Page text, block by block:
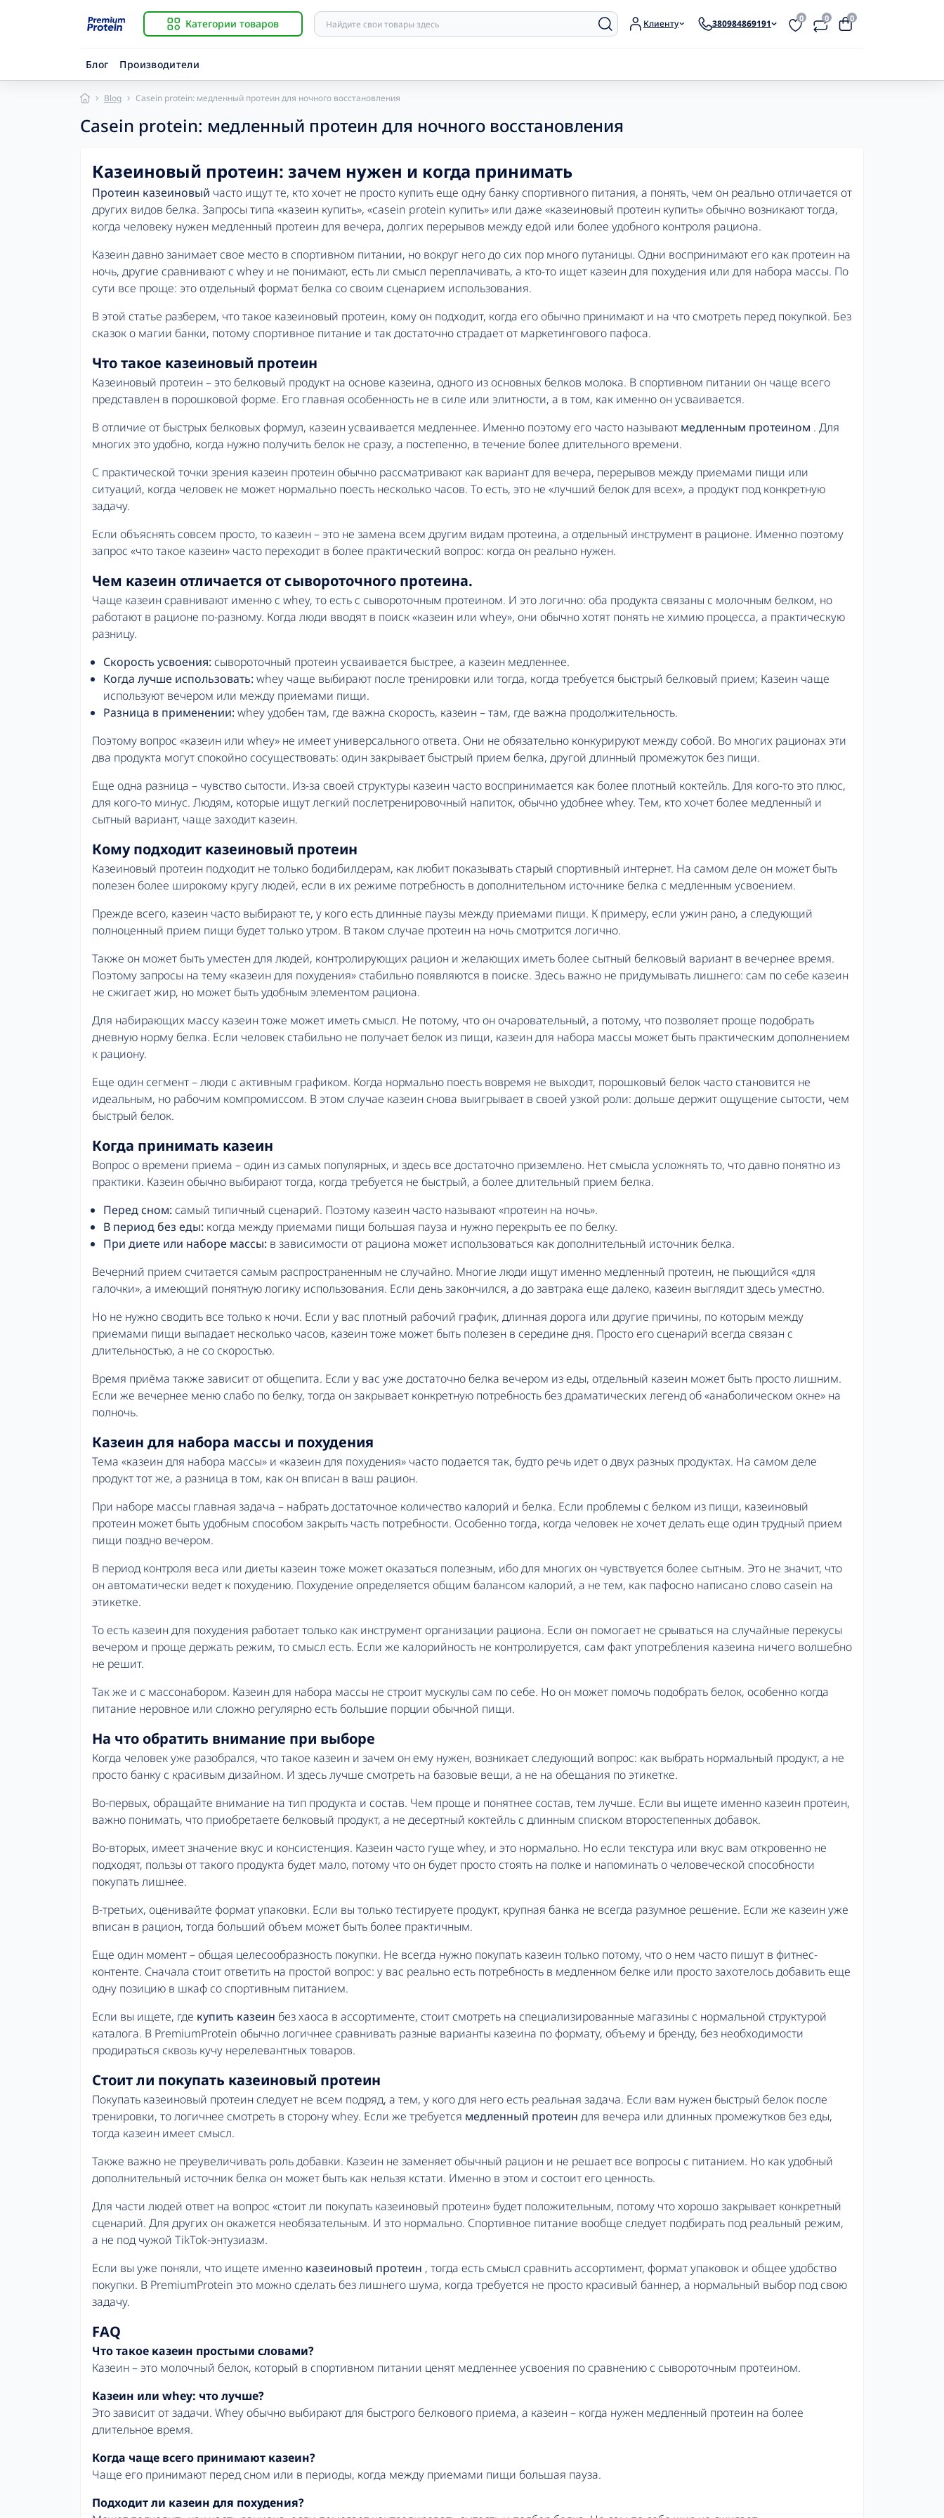
Категории товаров
Гидролизат протеина
Изолят протеина
Казеиновый протеин
Концентрат протеина
Растительный протеин
Сывороточный протеин
Низкобелковые гейнеры
Креалкалайн
Креатин малат
Креатин моногидрат
BCAA с витаминами и
минералами
BCAA+ Energy
BCAA+Glutamine
Чистые BCAA
NO-формулы (памп)
Бета-Аланин
Гуарано
Изотоники
Таурин
Цитрулин
DAA
Yohimbe
Масса
Трибулус
CLA
Л-Карнитин
Шоты
Глюкозамен/хондроиты/MSM
Коллаген для суставов
Арахисовая паста
Джем
Лакомство
Белковые батончики
Углеводородные батончики
B-complex
Витамин B-1
Витамин B-12
Витамин B-6
Витамин B-7 (Биотин)
Витамин B-9
Витамин D
Витамины для мужчин
Кальций
Комплекс минералов
Селен
Хром
Цинк
Гиалуроновая кислота
Коллаген
Комплексы для волос, кожи,
ногтей
Добавки для женского
здоровья
Добавки для мужского
Добавки для поддержания
Добавки для сна и
Ашваганда
Куркумин
Мако
Ежовик Гребенчатый
Емкости для таблеток/
порошка
Спортивные шейкеры
Клиенту 380984869191 0 0 0
Блог Производители
Blog Casein protein: медленный протеин для ночного восстановления
Casein protein: медленный протеин для ночного восстановления
Казеиновый протеин: зачем нужен и когда принимать
Протеин казеиновый часто ищут те, кто хочет не просто купить еще одну банку спортивного питания, а понять, чем он реально отличается от
других видов белка. Запросы типа «казеин купить», «casein protein купить» или даже «казеиновый протеин купить» обычно возникают тогда,
когда человеку нужен медленный протеин для вечера, долгих перерывов между едой или более удобного контроля рациона.
Казеин давно занимает свое место в спортивном питании, но вокруг него до сих пор много путаницы. Одни воспринимают его как протеин на
ночь, другие сравнивают с whey и не понимают, есть ли смысл переплачивать, а кто-то ищет казеин для похудения или для набора массы. По
сути все проще: это отдельный формат белка со своим сценарием использования.
В этой статье разберем, что такое казеиновый протеин, кому он подходит, когда его обычно принимают и на что смотреть перед покупкой. Без
сказок о магии банки, потому спортивное питание и так достаточно страдает от маркетингового пафоса.
Что такое казеиновый протеин
Казеиновый протеин – это белковый продукт на основе казеина, одного из основных белков молока. В спортивном питании он чаще всего
представлен в порошковой форме. Его главная особенность не в силе или элитности, а в том, как именно он усваивается.
В отличие от быстрых белковых формул, казеин усваивается медленнее. Именно поэтому его часто называют медленным протеином . Для
многих это удобно, когда нужно получить белок не сразу, а постепенно, в течение более длительного времени.
С практической точки зрения казеин протеин обычно рассматривают как вариант для вечера, перерывов между приемами пищи или
ситуаций, когда человек не может нормально поесть несколько часов. То есть, это не «лучший белок для всех», а продукт под конкретную
задачу.
Если объяснять совсем просто, то казеин – это не замена всем другим видам протеина, а отдельный инструмент в рационе. Именно поэтому
запрос «что такое казеин» часто переходит в более практический вопрос: когда он реально нужен.
Чем казеин отличается от сывороточного протеина.
Чаще казеин сравнивают именно с whey, то есть с сывороточным протеином. И это логично: оба продукта связаны с молочным белком, но
работают в рационе по-разному. Когда люди вводят в поиск «казеин или whey», они обычно хотят понять не химию процесса, а практическую
разницу.
Скорость усвоения: сывороточный протеин усваивается быстрее, а казеин медленнее.
Когда лучше использовать: whey чаще выбирают после тренировки или тогда, когда требуется быстрый белковый прием; Казеин чаще
используют вечером или между приемами пищи.
Разница в применении: whey удобен там, где важна скорость, казеин – там, где важна продолжительность.
Поэтому вопрос «казеин или whey» не имеет универсального ответа. Они не обязательно конкурируют между собой. Во многих рационах эти
два продукта могут спокойно сосуществовать: один закрывает быстрый прием белка, другой длинный промежуток без пищи.
Еще одна разница – чувство сытости. Из-за своей структуры казеин часто воспринимается как более плотный коктейль. Для кого-то это плюс,
для кого-то минус. Людям, которые ищут легкий послетренировочный напиток, обычно удобнее whey. Тем, кто хочет более медленный и
сытный вариант, чаще заходит казеин.
Кому подходит казеиновый протеин
Казеиновый протеин подходит не только бодибилдерам, как любит показывать старый спортивный интернет. На самом деле он может быть
полезен более широкому кругу людей, если в их режиме потребность в дополнительном источнике белка с медленным усвоением.
Прежде всего, казеин часто выбирают те, у кого есть длинные паузы между приемами пищи. К примеру, если ужин рано, а следующий
полноценный прием пищи будет только утром. В таком случае протеин на ночь смотрится логично.
Также он может быть уместен для людей, контролирующих рацион и желающих иметь более сытный белковый вариант в вечернее время.
Поэтому запросы на тему «казеин для похудения» стабильно появляются в поиске. Здесь важно не придумывать лишнего: сам по себе казеин
не сжигает жир, но может быть удобным элементом рациона.
Для набирающих массу казеин тоже может иметь смысл. Не потому, что он очаровательный, а потому, что позволяет проще подобрать
дневную норму белка. Если человек стабильно не получает белок из пищи, казеин для набора массы может быть практическим дополнением
к рациону.
Еще один сегмент – люди с активным графиком. Когда нормально поесть вовремя не выходит, порошковый белок часто становится не
идеальным, но рабочим компромиссом. В этом случае казеин снова выигрывает в своей узкой роли: дольше держит ощущение сытости, чем
быстрый белок.
Когда принимать казеин
Вопрос о времени приема – один из самых популярных, и здесь все достаточно приземлено. Нет смысла усложнять то, что давно понятно из
практики. Казеин обычно выбирают тогда, когда требуется не быстрый, а более длительный прием белка.
Перед сном: самый типичный сценарий. Поэтому казеин часто называют «протеин на ночь».
В период без еды: когда между приемами пищи большая пауза и нужно перекрыть ее по белку.
При диете или наборе массы: в зависимости от рациона может использоваться как дополнительный источник белка.
Вечерний прием считается самым распространенным не случайно. Многие люди ищут именно медленный протеин, не пьющийся «для
галочки», а имеющий понятную логику использования. Если день закончился, а до завтрака еще далеко, казеин выглядит здесь уместно.
Но не нужно сводить все только к ночи. Если у вас плотный рабочий график, длинная дорога или другие причины, по которым между
приемами пищи выпадает несколько часов, казеин тоже может быть полезен в середине дня. Просто его сценарий всегда связан с
длительностью, а не со скоростью.
Время приёма также зависит от общепита. Если у вас уже достаточно белка вечером из еды, отдельный казеин может быть просто лишним.
Если же вечернее меню слабо по белку, тогда он закрывает конкретную потребность без драматических легенд об «анаболическом окне» на
полночь.
Казеин для набора массы и похудения
Тема «казеин для набора массы» и «казеин для похудения» часто подается так, будто речь идет о двух разных продуктах. На самом деле
продукт тот же, а разница в том, как он вписан в ваш рацион.
При наборе массы главная задача – набрать достаточное количество калорий и белка. Если проблемы с белком из пищи, казеиновый
протеин может быть удобным способом закрыть часть потребности. Особенно тогда, когда человек не хочет делать еще один трудный прием
пищи поздно вечером.
В период контроля веса или диеты казеин тоже может оказаться полезным, ибо для многих он чувствуется более сытным. Это не значит, что
он автоматически ведет к похудению. Похудение определяется общим балансом калорий, а не тем, как пафосно написано слово casein на
этикетке.
То есть казеин для похудения работает только как инструмент организации рациона. Если он помогает не срываться на случайные перекусы
вечером и проще держать режим, то смысл есть. Если же калорийность не контролируется, сам факт употребления казеина ничего волшебно
не решит.
Так же и с массонабором. Казеин для набора массы не строит мускулы сам по себе. Но он может помочь подобрать белок, особенно когда
питание неровное или сложно регулярно есть большие порции обычной пищи.
На что обратить внимание при выборе
Когда человек уже разобрался, что такое казеин и зачем он ему нужен, возникает следующий вопрос: как выбрать нормальный продукт, а не
просто банку с красивым дизайном. И здесь лучше смотреть на базовые вещи, а не на обещания по этикетке.
Во-первых, обращайте внимание на тип продукта и состав. Чем проще и понятнее состав, тем лучше. Если вы ищете именно казеин протеин,
важно понимать, что приобретаете белковый продукт, а не десертный коктейль с длинным списком второстепенных добавок.
Во-вторых, имеет значение вкус и консистенция. Казеин часто гуще whey, и это нормально. Но если текстура или вкус вам откровенно не
подходят, пользы от такого продукта будет мало, потому что он будет просто стоять на полке и напоминать о человеческой способности
покупать лишнее.
В-третьих, оценивайте формат упаковки. Если вы только тестируете продукт, крупная банка не всегда разумное решение. Если же казеин уже
вписан в рацион, тогда больший объем может быть более практичным.
Еще один момент – общая целесообразность покупки. Не всегда нужно покупать казеин только потому, что о нем часто пишут в фитнес-
контенте. Сначала стоит ответить на простой вопрос: у вас реально есть потребность в медленном белке или просто захотелось добавить еще
одну позицию в шкаф со спортивным питанием.
Если вы ищете, где купить казеин без хаоса в ассортименте, стоит смотреть на специализированные магазины с нормальной структурой
каталога. В PremiumProtein обычно логичнее сравнивать разные варианты казеина по формату, объему и бренду, без необходимости
продираться сквозь кучу нерелевантных товаров.
Стоит ли покупать казеиновый протеин
Покупать казеиновый протеин следует не всем подряд, а тем, у кого для него есть реальная задача. Если вам нужен быстрый белок после
тренировки, то логичнее смотреть в сторону whey. Если же требуется медленный протеин для вечера или длинных промежутков без еды,
тогда казеин имеет смысл.
Также важно не преувеличивать роль добавки. Казеин не заменяет обычный рацион и не решает все вопросы с питанием. Но как удобный
дополнительный источник белка он может быть как нельзя кстати. Именно в этом и состоит его ценность.
Для части людей ответ на вопрос «стоит ли покупать казеиновый протеин» будет положительным, потому что хорошо закрывает конкретный
сценарий. Для других он окажется необязательным. И это нормально. Спортивное питание вообще следует подбирать под реальный режим,
а не под чужой TikTok-энтузиазм.
Если вы уже поняли, что ищете именно казеиновый протеин , тогда есть смысл сравнить ассортимент, формат упаковок и общее удобство
покупки. В PremiumProtein это можно сделать без лишнего шума, когда требуется не просто красивый баннер, а нормальный выбор под свою
задачу.
FAQ
Что такое казеин простыми словами?
Казеин – это молочный белок, который в спортивном питании ценят медленнее усвоения по сравнению с сывороточным протеином.
Казеин или whey: что лучше?
Это зависит от задачи. Whey обычно выбирают для быстрого белкового приема, а казеин – когда нужен медленный протеин на более
длительное время.
Когда чаще всего принимают казеин?
Чаще его принимают перед сном или в периоды, когда между приемами пищи большая пауза.
Подходит ли казеин для похудения?